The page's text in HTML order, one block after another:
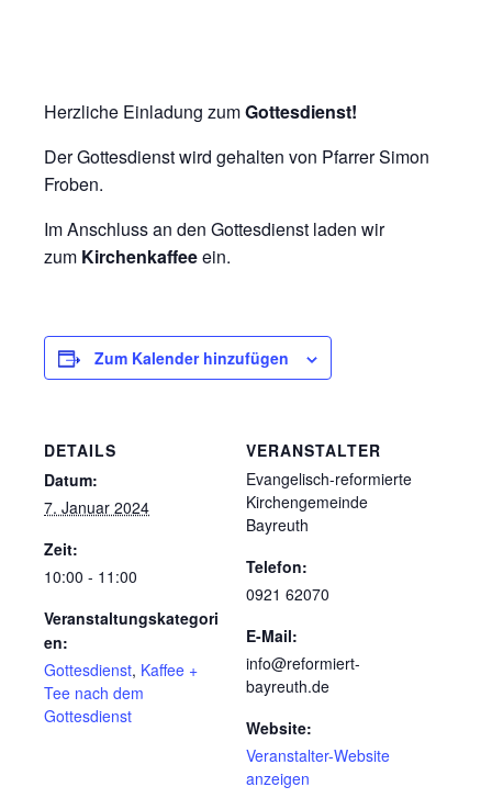
Herzliche Einladung zumGottesdienst!
Der Gottesdienst wird gehalten von Pfarrer Simon
Froben.
Im Anschluss an den Gottesdienst laden wir
zum Kirchenkaffeeein.
Zum Kalender hinzufügen
DETAILS
Datum:
7. Januar 2024
Zeit:
10:00 - 11:00
Veranstaltungskategori
en:
Gottesdienst, Kaffee +
Tee nach dem
Gottesdienst
VERANSTALTER
Evangelisch-reformierte
Kirchengemeinde
Bayreuth
Telefon:
0921 62070
E-Mail:
info@reformiert-
bayreuth.de
Website:
Veranstalter-Website
anzeigen